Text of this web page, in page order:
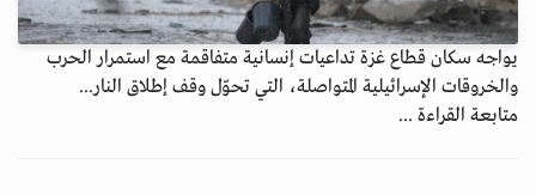
يواجه سكان قطاع غزة تداعيات إنسانية متفاقمة مع استمرار الحرب
والخروقات الإسرائيلية المتواصلة، التي تحوّل وقف إطلاق النار...
متابعة القراءة ...